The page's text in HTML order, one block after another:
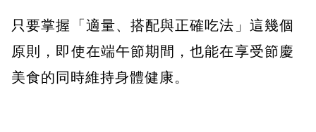
只要掌握「適量、搭配與正確吃法」這幾個
原則，即使在端午節期間，也能在享受節慶
美食的同時維持身體健康。